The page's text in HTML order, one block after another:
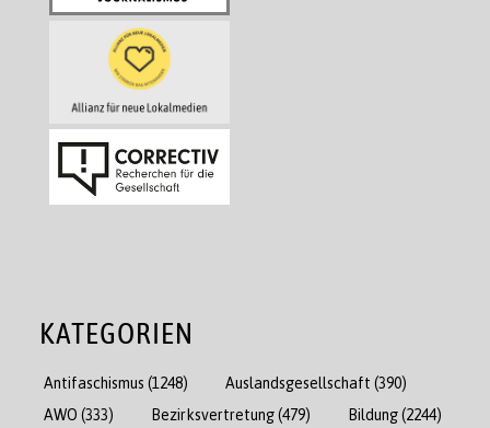
KATEGORIEN
Antifaschismus (1248) Auslandsgesellschaft (390)
AWO (333) Bezirksvertretung(479) Bildung(2244)